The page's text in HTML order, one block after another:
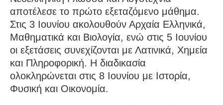
αποτέλεσε το πρώτο εξεταζόμενο μάθημα.
Στις 3 Ιουνίου ακολουθούν Αρχαία Ελληνικά,
Μαθηματικά και Βιολογία, ενώ στις 5 Ιουνίου
οι εξετάσεις συνεχίζονται με Λατινικά, Χημεία
και Πληροφορική. Η διαδικασία
ολοκληρώνεται στις 8 Ιουνίου με Ιστορία,
Φυσική και Οικονομία.